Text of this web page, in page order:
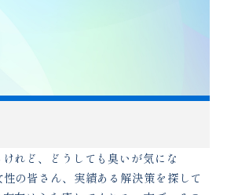
けれど、どうしても臭いが気にな
の皆さん、実績ある解決策を探して